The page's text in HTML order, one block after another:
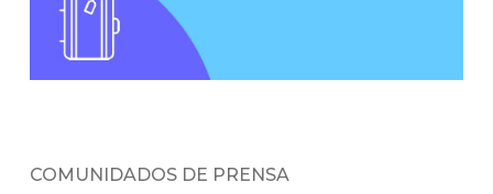
COMUNIDADOS DE PRENSA